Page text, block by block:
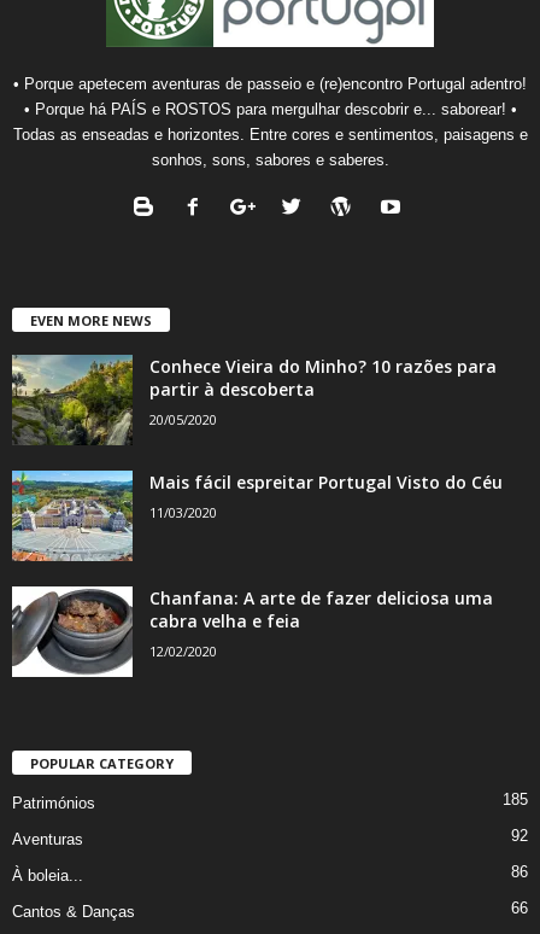
• Porque apetecem aventuras de passeio e (re)encontro Portugal adentro!
• Porque há PAÍS e ROSTOS para mergulhar descobrir e... saborear! •
Todas as enseadas e horizontes. Entre cores e sentimentos, paisagens e
sonhos, sons, sabores e saberes.
EVEN MORE NEWS
Conhece Vieira do Minho? 10 razões para
partir à descoberta
20/05/2020
Mais fácil espreitar Portugal Visto do Céu
11/03/2020
Chanfana: A arte de fazer deliciosa uma
cabra velha e feia
12/02/2020
POPULAR CATEGORY
Patrimónios 185
Aventuras 92
À boleia... 86
Cantos & Danças 66